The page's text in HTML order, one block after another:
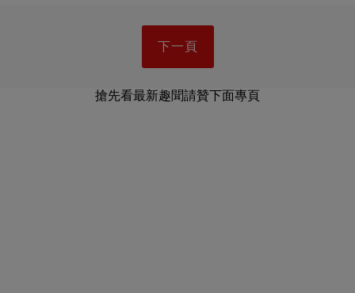
下一頁
搶先看最新趣聞請贊下面專頁